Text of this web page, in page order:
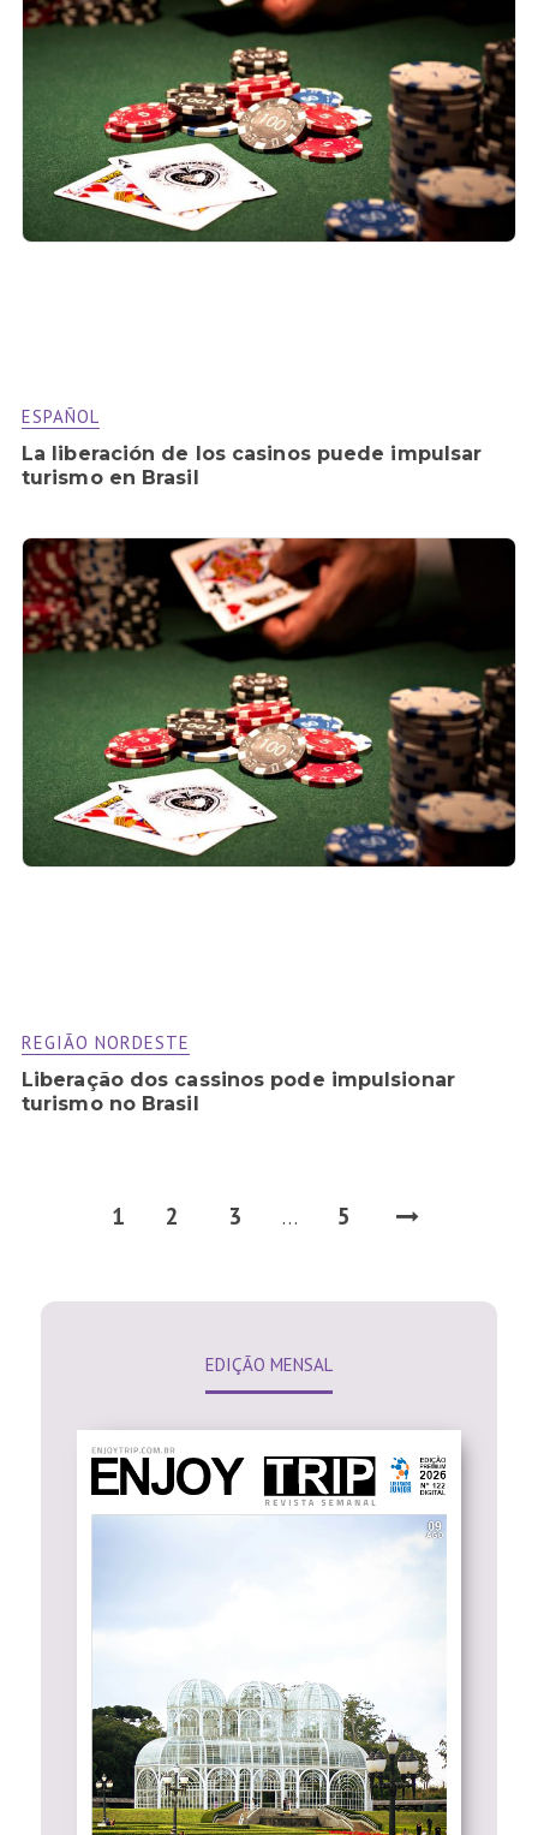
ESPAÑOL
La liberación de los casinos puede impulsar
turismo en Brasil
REGIÃO NORDESTE
Liberação dos cassinos pode impulsionar
turismo no Brasil
1 2 3 … 5
EDIÇÃO MENSAL